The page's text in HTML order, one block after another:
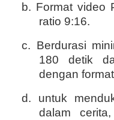
b. Format video
ratio 9:16.
c. Berdurasi
180 detik
dengan
d. untuk
dalam